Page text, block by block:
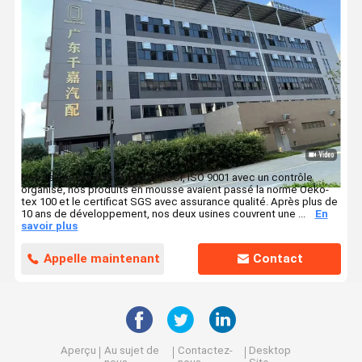
Nos usines ont passé l'audit BSCI, ISO 9001 avec un contrôle
organisé, nos produits en mousse avaient passé la norme Oeko-
tex 100 et le certificat SGS avec assurance qualité. Après plus de
10 ans de développement, nos deux usines couvrent une ...
En
savoir plus
Appelle maintenant Contact
Aperçu
Au sujet de
Contactez-
Desktop